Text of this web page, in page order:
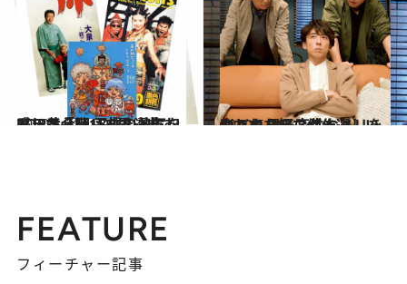
2020.5.31
ドラマ「M」で思い出すJ-POP黄金期 平成の熱気を感じる必聴15曲を選抜
カルチャー 2020.5.26
おバカな奴らがまぶしいんです 男子高生なノリを楽しむドラマ傑作選
カルチャー
FEATURE
フィーチャー記事